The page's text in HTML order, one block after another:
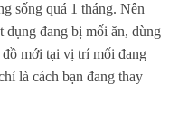
sống quá 1 tháng. Nên
dụng đang bị mối ăn, dùng
mới tại vị trí mối đang
là cách bạn đang thay